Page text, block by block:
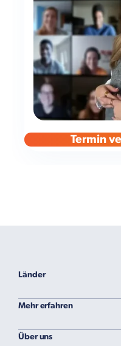
Termin
Länder
Mehr erfahren
Über uns